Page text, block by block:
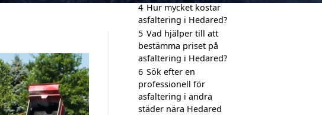
4 Hur mycket kostar
asfaltering i Hedared?
5 Vad hjälper till att
bestämma priset på
asfaltering i Hedared?
6 Sök efter en
professionell för
asfaltering i andra
städer nära Hedared